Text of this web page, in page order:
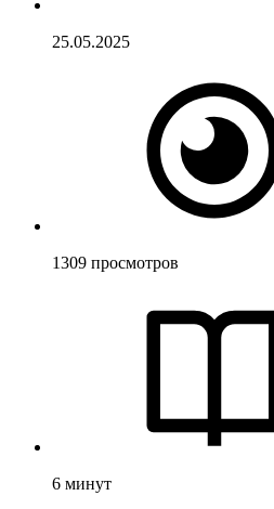
25.05.2025
1309 просмотров
6 минут